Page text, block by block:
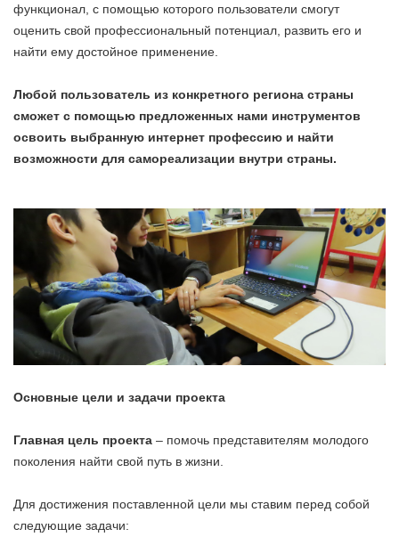
функционал, с помощью которого пользователи смогут
оценить свой профессиональный потенциал, развить его и
найти ему достойное применение.
Любой пользователь из конкретного региона страны
сможет с помощью предложенных нами инструментов
освоить выбранную интернет профессию и найти
возможности для самореализации внутри страны.
Основные цели и задачи проекта
Главная цель проекта – помочь представителям молодого
поколения найти свой путь в жизни.
Для достижения поставленной цели мы ставим перед собой
следующие задачи: